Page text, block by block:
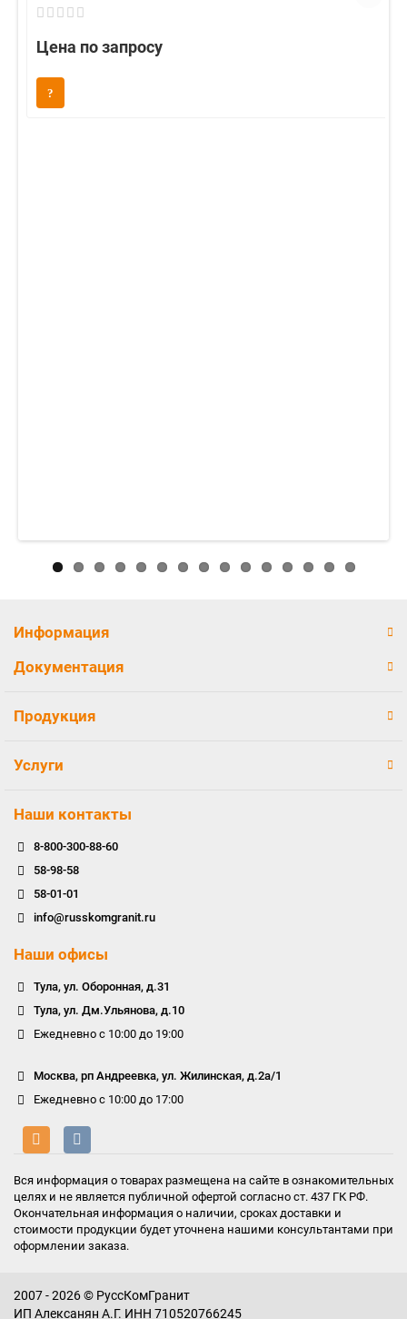
Цена по запросу
Информация
Документация
Продукция
Услуги
Наши контакты
8-800-300-88-60
58-98-58
58-01-01
info@russkomgranit.ru
Наши офисы
Тула, ул. Оборонная, д.31
Тула, ул. Дм.Ульянова, д.10
Ежедневно с 10:00 до 19:00
Москва, рп Андреевка, ул. Жилинская, д.2а/1
Ежедневно с 10:00 до 17:00
Вся информация о товарах размещена на сайте в ознакомительных
целях и не является публичной офертой согласно ст. 437 ГК РФ.
Окончательная информация о наличии, сроках доставки и
стоимости продукции будет уточнена нашими консультантами при
оформлении заказа.
2007 - 2026 © РуссКомГранит
ИП Алексанян А.Г. ИНН 710520766245